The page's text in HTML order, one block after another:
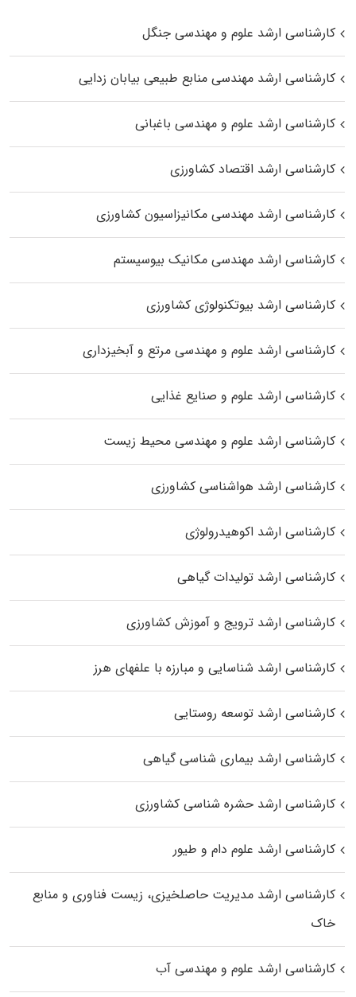
کارشناسی ارشد علوم و مهندسی جنگل
کارشناسی ارشد مهندسی منابع طبیعی بیابان زدایی
کارشناسی ارشد علوم و مهندسی باغبانی
کارشناسی ارشد اقتصاد کشاورزی
کارشناسی ارشد مهندسی مکانیزاسیون کشاورزی
کارشناسی ارشد مهندسی مکانیک بیوسیستم
کارشناسی ارشد بیوتکنولوژی کشاورزی
کارشناسی ارشد علوم و مهندسی مرتع و آبخیزداری
کارشناسی ارشد علوم و صنایع غذایی
کارشناسی ارشد علوم و مهندسی محیط زیست
کارشناسی ارشد هواشناسی کشاورزی
کارشناسی ارشد اکوهیدرولوژی
کارشناسی ارشد تولیدات گیاهی
کارشناسی ارشد ترویج و آموزش کشاورزی
کارشناسی ارشد شناسایی و مبارزه با علفهای هرز
کارشناسی ارشد توسعه روستایی
کارشناسی ارشد بیماری‌ شناسی گیاهی
کارشناسی ارشد حشره‌ شناسی کشاورزی
کارشناسی ارشد علوم دام و طیور
کارشناسی ارشد مدیریت حاصلخیزی، زیست فناوری و منابع
خاک
کارشناسی ارشد علوم و مهندسی آب